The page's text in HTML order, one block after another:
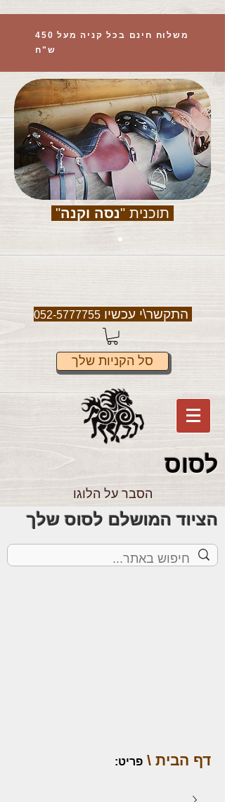
משלוח חינם בכל קניה מעל 450
ש"ח
תוכנית "נסה וקנה"
התקשר\י עכשיו052-5777755
סל הקניות שלך
לסוס
הסבר על הלוגו
הציוד המושלם לסוס שלך
דף הבית \ פריט: